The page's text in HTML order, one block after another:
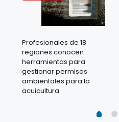
Profesionales de 18
regiones conocen
herramientas para
gestionar permisos
ambientales para la
acuicultura